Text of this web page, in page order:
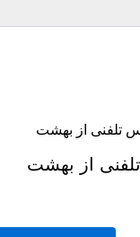
تلفنی از بهشت
از بهشت